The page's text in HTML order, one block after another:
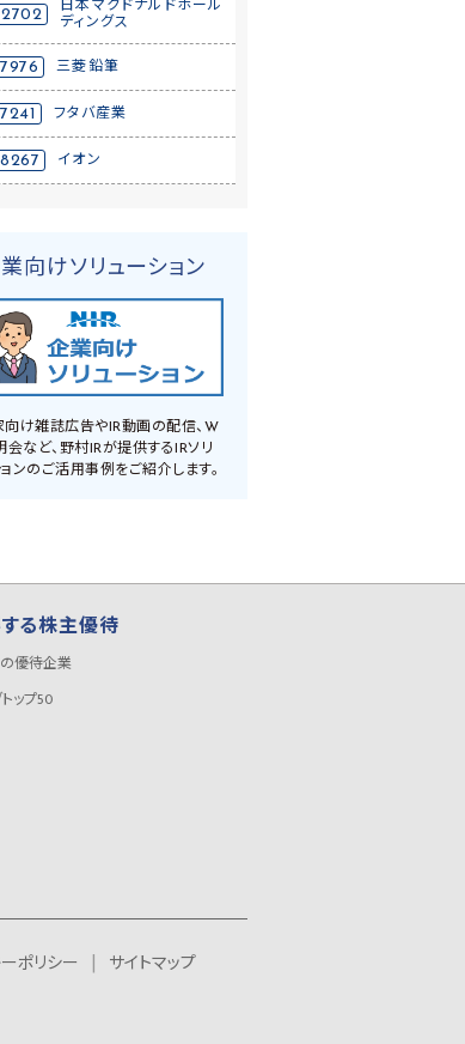
2702
日本マクドナルドホール
ディングス
7976 三菱鉛筆
7241 フタバ産業
8267 イオン
向けソリューション
向け雑誌広告やIR動画の配信、W
会など、野村IRが提供するIRソリ
ンのご活用事例をご紹介します。
する株主優待
優待企業
ップ50
ポリシー
サイトマップ